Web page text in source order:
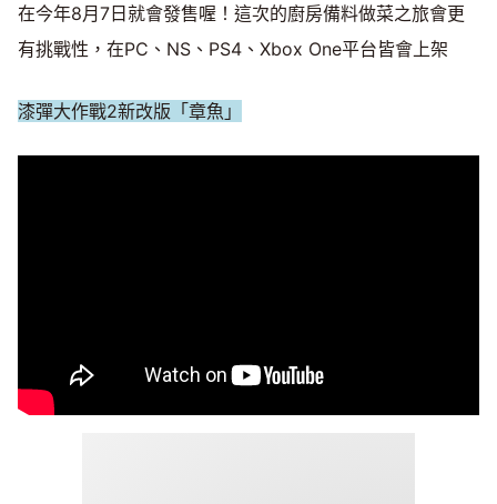
在今年8月7日就會發售喔！這次的廚房備料做菜之旅會更
有挑戰性，在PC、NS、PS4、Xbox One平台皆會上架
漆彈大作戰2新改版「章魚」